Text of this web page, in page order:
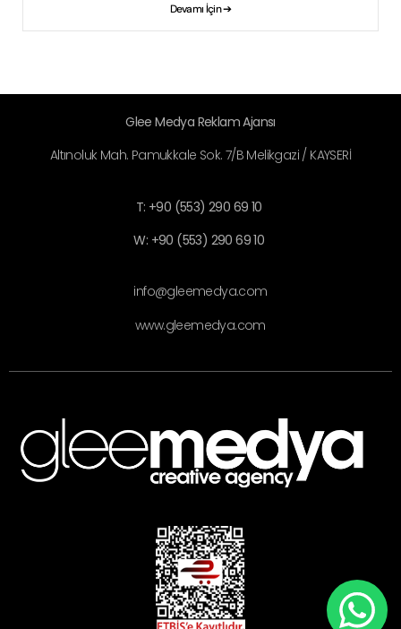
Devamı İçin ➔
Glee Medya Reklam Ajansı
Altınoluk Mah. Pamukkale Sok. 7/B Melikgazi / KAYSERİ
T: +90 (553) 290 69 10
W: +90 (553) 290 69 10
info@gleemedya.com
www.gleemedya.com